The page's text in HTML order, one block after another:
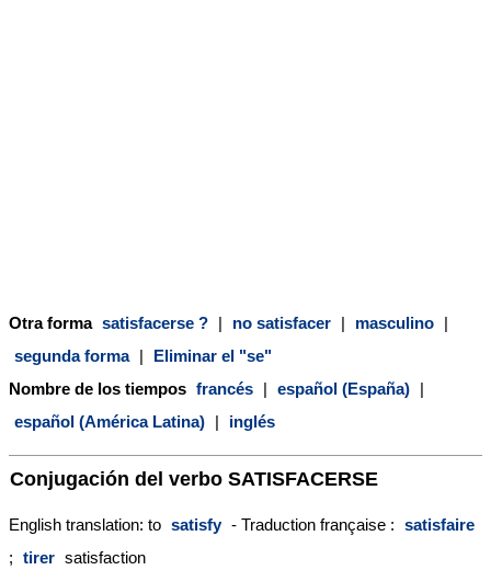
Otra forma satisfacerse ? | no satisfacer | masculino |
segunda forma |
Eliminar el "se"
Nombre de los tiempos francés | español (España) |
español (América Latina) | inglés
Conjugación del verbo SATISFACERSE
English translation: to satisfy - Traduction française : satisfaire
; tirer satisfaction